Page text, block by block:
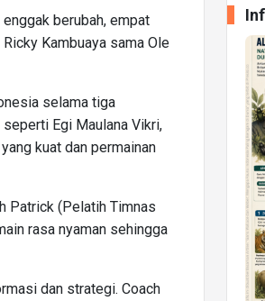
berubah, empat
Kambuaya sama Ole
selama tiga
Egi Maulana Vikri,
kuat dan permainan
Patrick (Pelatih Timnas
rasa nyaman sehingga
dan strategi. Coach